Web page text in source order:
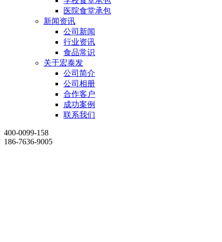
医院食堂承包
新闻资讯
公司新闻
行业资讯
食品常识
关于宏泰发
公司简介
公司相册
合作客户
成功案例
联系我们
400-0099-158
186-7636-9005